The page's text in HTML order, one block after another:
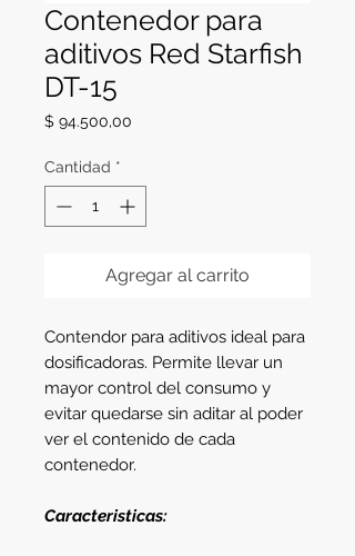
Contenedor para
aditivos Red Starfish
DT-15
$ 94.500,00
Cantidad *
Agregar al carrito
Contendor para aditivos ideal para
dosificadoras. Permite llevar un
mayor control del consumo y
evitar quedarse sin aditar al poder
ver el contenido de cada
contenedor.
Caracteristicas: